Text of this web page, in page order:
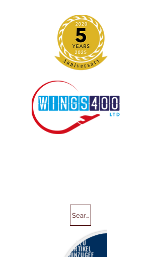
Search
NEU
ARTIKEL
HINZUGEF